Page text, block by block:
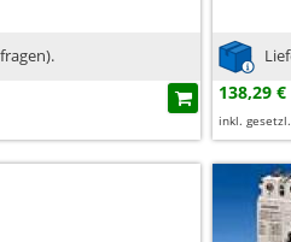
138,29 €
inkl.